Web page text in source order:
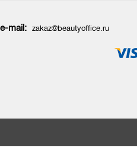
e-mail: zakaz@beautyoffice.ru